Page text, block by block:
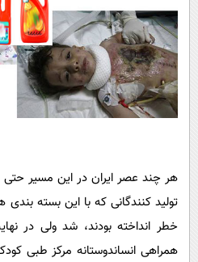
حیات وحش
سیاست
هر چند عصر ایران در این مسیر
تولید کنندگانی که با این بسته
خطر انداخته بودند، شد ولی در
همراهی انساندوستانه مرکز طبی